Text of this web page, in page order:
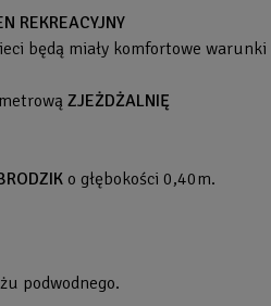
REKREACYJNY
będą miały komfortowe
ZJEŻDŻALNIĘ
o głębokości 0,40m.
podwodnego.